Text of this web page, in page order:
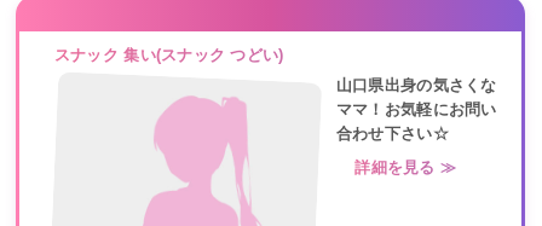
スナック 集い(スナック つどい)
山口県出身の気さくな
ママ！お気軽にお問い
合わせ下さい☆
詳細を見る ≫